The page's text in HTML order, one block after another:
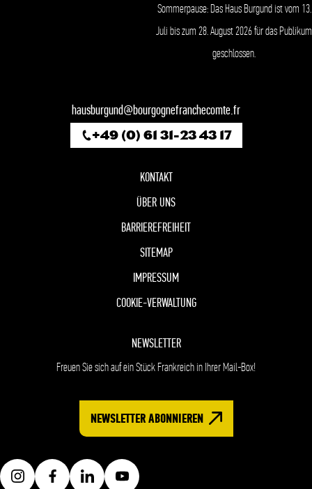
Sommerpause: Das Haus Burgund ist vom 13.
Juli bis zum 28. August 2026 für das Publikum
geschlossen.
hausburgund@bourgognefranchecomte.fr
+49 (0) 61 31-23 43 17
KONTAKT
ÜBER UNS
BARRIEREFREIHEIT
SITEMAP
IMPRESSUM
COOKIE-VERWALTUNG
NEWSLETTER
Freuen Sie sich auf ein Stück Frankreich in Ihrer Mail-Box!
NEWSLETTER ABONNIEREN